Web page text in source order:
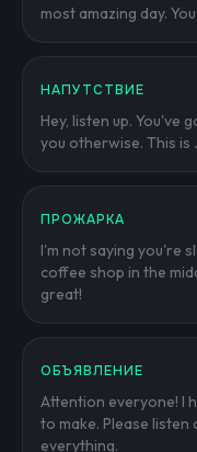
most amazing day.
НАПУТСТВИЕ
Hey, listen up. You've
you otherwise. This is
ПРОЖАРКА
I'm not saying you're
coffee shop in the
great!
ОБЪЯВЛЕНИЕ
Attention everyone! I
to make. Please listen
everything.